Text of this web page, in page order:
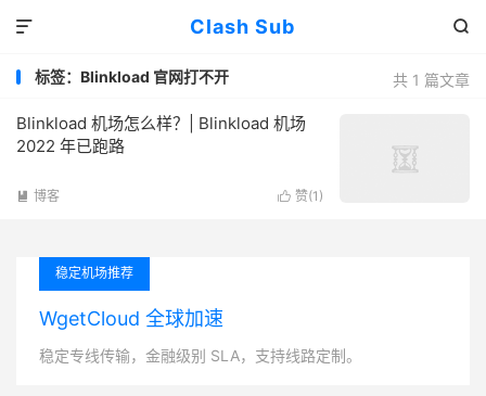
Clash Sub 

共 1 篇文章
标签：Blinkload 官网打不开
Blinkload 机场怎么样？| Blinkload 机场
2022 年已跑路
 赞(1 )
 博客
稳定机场推荐
WgetCloud 全球加速
稳定专线传输，金融级别 SLA，支持线路定制。